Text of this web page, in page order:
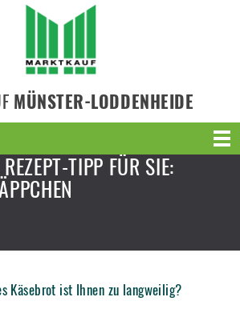
MÜNSTER-LODDENHEIDE
TIPP FÜR SIE:
Käsebrot ist Ihnen zu langweilig?